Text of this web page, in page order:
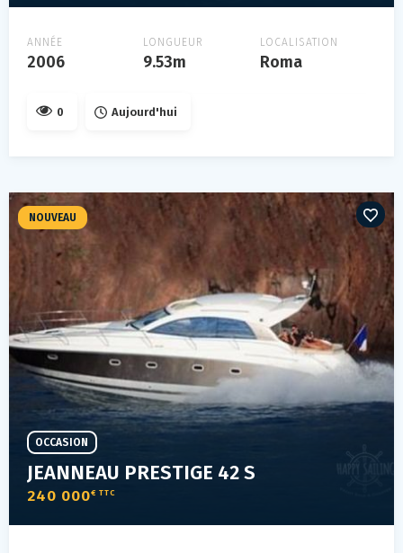
ANNÉE
2006
LONGUEUR
9.53m
LOCALISATION
Roma
0 Aujourd'hui
JEANNEAU PRESTIGE 42 S
240 000€ TTC
OCCASION
NOUVEAU